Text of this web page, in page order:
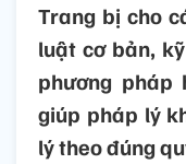
Trang bị cho
luật cơ bản,
phương pháp
giúp pháp lý
lý theo đúng